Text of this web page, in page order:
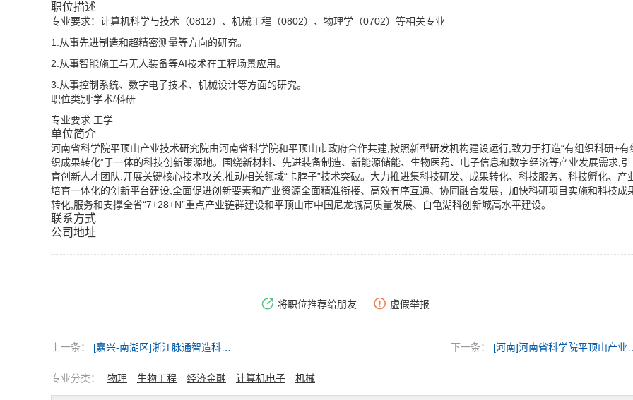
职位描述
专业要求：计算机科学与技术（0812）、机械工程（0802）、物理学（0702）等相关专业
1.从事先进制造和超精密测量等方向的研究。
2.从事智能施工与无人装备等AI技术在工程场景应用。
3.从事控制系统、数字电子技术、机械设计等方面的研究。
职位类别:学术/科研
专业要求:工学
单位简介
河南省科学院平顶山产业技术研究院由河南省科学院和平顶山市政府合作共建,按照新型研发机构建设运行,致力于打造“有组织科研+有
织成果转化”于一体的科技创新策源地。围绕新材料、先进装备制造、新能源储能、生物医药、电子信息和数字经济等产业发展需求,引
育创新人才团队,开展关键核心技术攻关,推动相关领域“卡脖子”技术突破。大力推进集科技研发、成果转化、科技服务、科技孵化、产
培育一体化的创新平台建设,全面促进创新要素和产业资源全面精准衔接、高效有序互通、协同融合发展，加快科研项目实施和科技成
转化,服务和支撑全省“7+28+N”重点产业链群建设和平顶山市中国尼龙城高质量发展、白龟湖科创新城高水平建设。
联系方式
公司地址
将职位推荐给朋友 虚假举报
上一条： [嘉兴-南湖区]浙江脉通智造科技（集团）有限公司 下一条： [河南]河南省科
专业分类： 物理 生物工程 经济金融 计算机电子 机械